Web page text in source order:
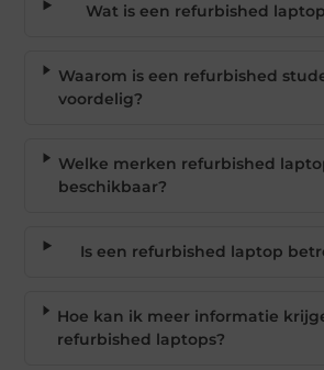
Wat is een refurbished
Waarom is een refurbished
voordelig?
Welke merken refurbished
beschikbaar?
Is een refurbished laptop
Hoe kan ik meer informatie
refurbished laptops?